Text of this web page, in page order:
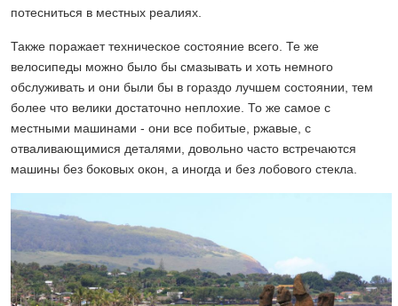
потесниться в местных реалиях.
Также поражает техническое состояние всего. Те же
велосипеды можно было бы смазывать и хоть немного
обслуживать и они были бы в гораздо лучшем состоянии, тем
более что велики достаточно неплохие. То же самое с
местными машинами - они все побитые, ржавые, с
отваливающимися деталями, довольно часто встречаются
машины без боковых окон, а иногда и без лобового стекла.